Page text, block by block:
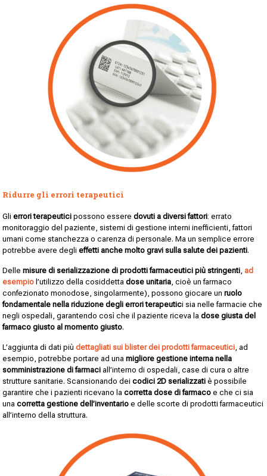
Ridurre gli errori terapeutici
Glierrori terapeutici possono esseredovuti a diversi fattori: errato
monitoraggio del paziente, sistemi di gestione interni inefficienti, fattori
umani come stanchezza o carenza di personale. Ma un semplice errore
potrebbe avere deglieffetti anche molto gravi sulla salute dei pazienti.
Dellemisure di serializzazione di prodotti farmaceutici più stringenti,ad
esempio l’utilizzo della cosiddettadose unitaria, cioè un farmaco
confezionato monodose, singolarmente), possono giocare unruolo
fondamentale nella riduzione degli errori terapeutici sia nelle farmacie che
negli ospedali, garantendo così che il paziente riceva ladose giusta del
farmaco giusto al momento giusto.
L’aggiunta di dati piùdettagliati sui blister dei prodotti farmaceutici, ad
esempio, potrebbe portare ad unamigliore gestione interna nella
somministrazione di farmaci all’interno di ospedali, case di cura o altre
strutture sanitarie. Scansionando deicodici 2D serializzati è possibile
garantire che i pazienti ricevano lacorretta dose di farmaco e che ci sia
unacorretta gestione dell’inventario e delle scorte di prodotti farmaceutici
all’interno della struttura.